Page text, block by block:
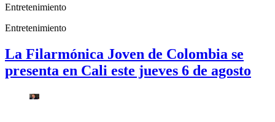
Entretenimiento
Entretenimiento
La Filarmónica Joven de Colombia se
presenta en Cali este jueves 6 de agosto